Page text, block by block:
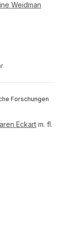
Weidman
Forschungen
Eckart m. fl.